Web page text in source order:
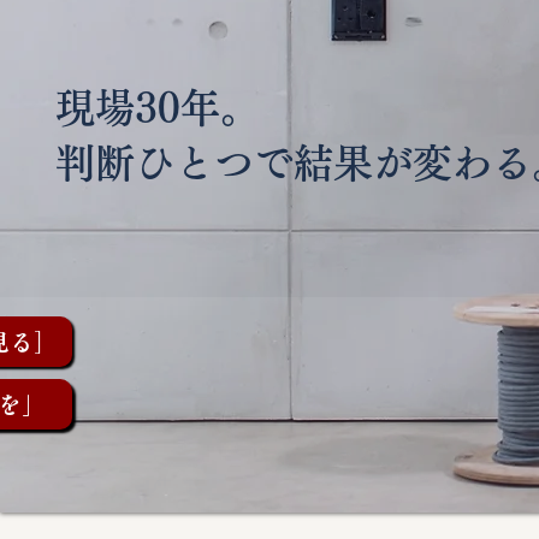
現場30年。
判断ひとつで結果が変わ
］
」